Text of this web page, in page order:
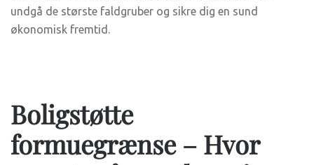
undgå de største faldgruber og sikre dig en sund
økonomisk fremtid.
Boligstøtte
formuegrænse – Hvor